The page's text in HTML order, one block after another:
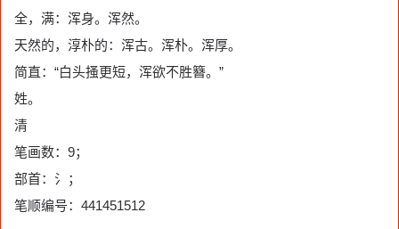
全，满：浑身。浑然。
天然的，淳朴的：浑古。浑朴。浑厚。
简直：“白头搔更短，浑欲不胜簪。”
姓。
清
笔画数：9；
部首：氵；
笔顺编号：441451512